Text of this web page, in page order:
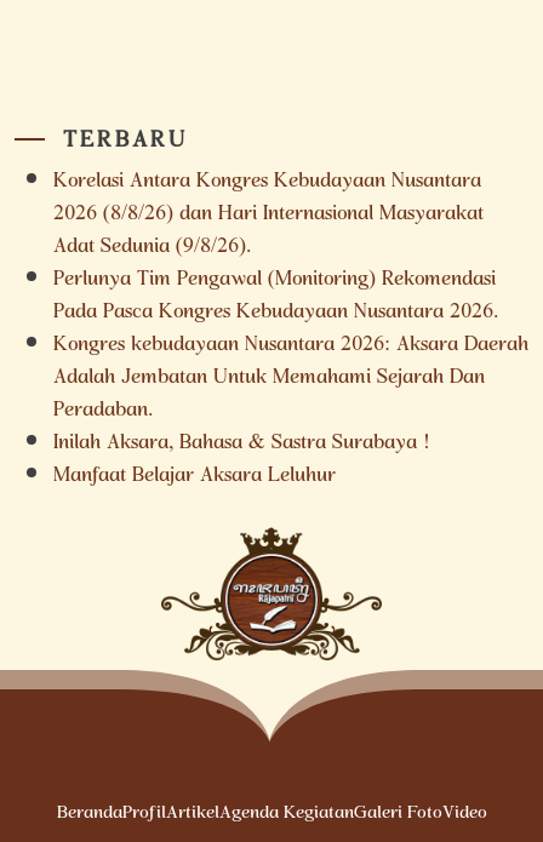
TERBARU
Korelasi Antara Kongres Kebudayaan Nusantara
2026 (8/8/26) dan Hari Internasional Masyarakat
Adat Sedunia (9/8/26).
Perlunya Tim Pengawal (Monitoring) Rekomendasi
Pada Pasca Kongres Kebudayaan Nusantara 2026.
Kongres kebudayaan Nusantara 2026: Aksara Daerah
Adalah Jembatan Untuk Memahami Sejarah Dan
Peradaban.
Inilah Aksara, Bahasa & Sastra Surabaya !
Manfaat Belajar Aksara Leluhur
BerandaProfilArtikelAgenda KegiatanGaleri FotoVideo